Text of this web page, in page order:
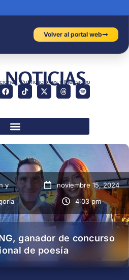
Volver al portal web
Publicaciones y Mercadeo
y
noviembre 15, 2024
4:03 pm
ganador de concurso
de poesía